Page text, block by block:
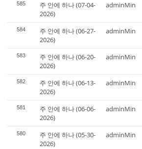
585
주 안에 하나 (07-04-
2026)
adminMin
584
주 안에 하나 (06-27-
2026)
adminMin
583
주 안에 하나 (06-20-
2026)
adminMin
582
주 안에 하나 (06-13-
2026)
adminMin
581
주 안에 하나 (06-06-
2026)
adminMin
580
주 안에 하나 (05-30-
2026)
adminMin